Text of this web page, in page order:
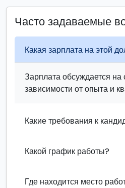
Часто задаваемые
Какая зарплата на этой
Зарплата обсуждается на
зависимости от опыта и
Какие требования к
Какой график работы?
Где находится место